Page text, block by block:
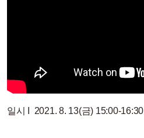
일시 I 2021. 8. 13(금) 15:00-16:30